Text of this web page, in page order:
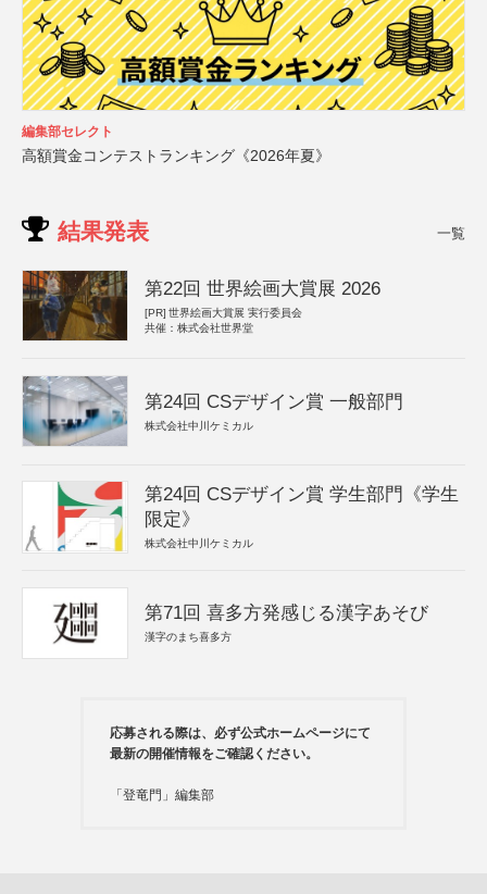
編集部セレクト
高額賞金コンテストランキング《2026年夏》
結果発表 一覧
第22回 世界絵画大賞展 2026
[PR] 世界絵画大賞展 実行委員会
共催：株式会社世界堂
第24回 CSデザイン賞 一般部門
株式会社中川ケミカル
第24回 CSデザイン賞 学生部門《学生
限定》
株式会社中川ケミカル
第71回 喜多方発感じる漢字あそび
漢字のまち喜多方
応募される際は、必ず公式ホームページにて
最新の開催情報をご確認ください。
「登竜門」編集部